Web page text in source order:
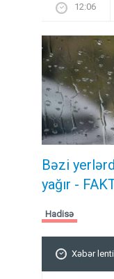
12:06
Bəzi
yağır -
Hadisə
Xəbər lenti